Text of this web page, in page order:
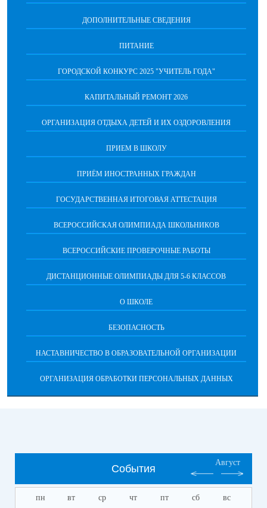
ДОПОЛНИТЕЛЬНЫЕ СВЕДЕНИЯ
ПИТАНИЕ
ГОРОДСКОЙ КОНКУРС 2025 "УЧИТЕЛЬ ГОДА"
КАПИТАЛЬНЫЙ РЕМОНТ 2026
ОРГАНИЗАЦИЯ ОТДЫХА ДЕТЕЙ И ИХ ОЗДОРОВЛЕНИЯ
ПРИЕМ В ШКОЛУ
ПРИЁМ ИНОСТРАННЫХ ГРАЖДАН
ГОСУДАРСТВЕННАЯ ИТОГОВАЯ АТТЕСТАЦИЯ
ВСЕРОССИЙСКАЯ ОЛИМПИАДА ШКОЛЬНИКОВ
ВСЕРОССИЙСКИЕ ПРОВЕРОЧНЫЕ РАБОТЫ
ДИСТАНЦИОННЫЕ ОЛИМПИАДЫ ДЛЯ 5-6 КЛАССОВ
О ШКОЛЕ
БЕЗОПАСНОСТЬ
НАСТАВНИЧЕСТВО В ОБРАЗОВАТЕЛЬНОЙ ОРГАНИЗАЦИИ
ОРГАНИЗАЦИЯ ОБРАБОТКИ ПЕРСОНАЛЬНЫХ ДАННЫХ
События
Август
пн вт ср чт пт сб вс